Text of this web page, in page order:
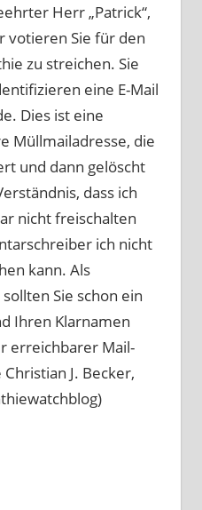
Herr „Patrick“,
votieren Sie für den
zu streichen. Sie
eine E-Mail
Dies ist eine
Müllmailadresse, die
und dann gelöscht
dass ich
nicht freischalten
ich nicht
kann. Als
Sie schon ein
Ihren Klarnamen
erreichbarer Mail-
J. Becker,